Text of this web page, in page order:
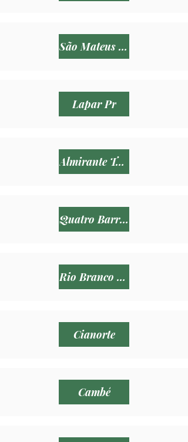
São Mateus do Sul
Lapar Pr
Almirante Tamandaré
Quatro Barras
Rio Branco do Sul
Cianorte
Cambé